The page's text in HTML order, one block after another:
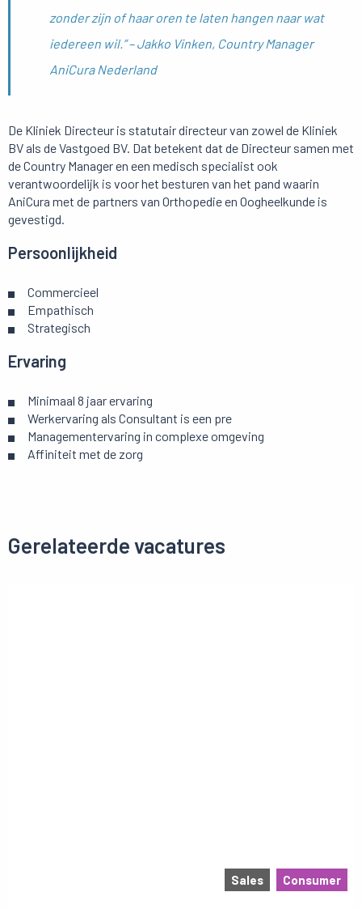
zonder zijn of haar oren te laten hangen naar wat
iedereen wil.”– Jakko Vinken, Country Manager
AniCura Nederland
De Kliniek Directeur is statutair directeur van zowel de Kliniek
BV als de Vastgoed BV. Dat betekent dat de Directeur samen met
de Country Manager en een medisch specialist ook
verantwoordelijk is voor het besturen van het pand waarin
AniCura met de partners van Orthopedie en Oogheelkunde is
gevestigd.
Persoonlijkheid
Commercieel
Empathisch
Strategisch
Ervaring
Minimaal 8 jaar ervaring
Werkervaring als Consultant is een pre
Managementervaring in complexe omgeving
Affiniteit met de zorg
Gerelateerde vacatures
Sales Consumer